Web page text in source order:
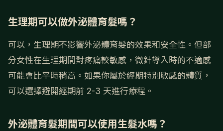
生理期可以做外泌體育髮嗎？
可以，生理期不影響外泌體育髮的效果和安全性。但部
分女性在生理期間對疼痛較敏感，微針導入時的不適感
可能會比平時稍高。如果你屬於經期特別敏感的體質，
可以選擇避開經期前 2-3 天進行療程。
外泌體育髮期間可以使用生髮水嗎？